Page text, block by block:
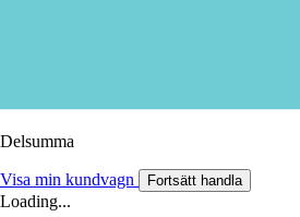
Delsumma
Visa min kundvagn Fortsätt handla
Loading...